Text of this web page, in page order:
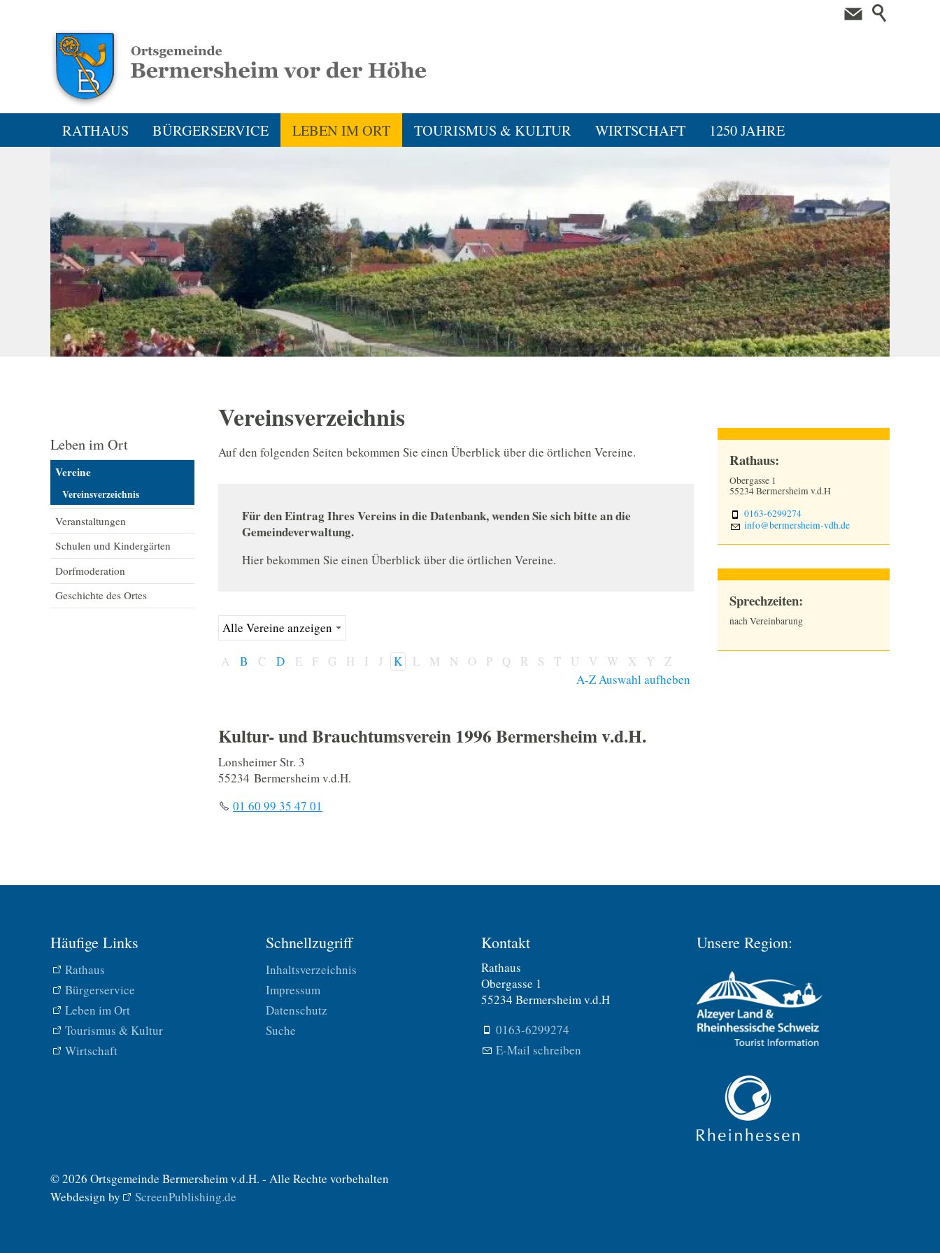
RATHAUS BÜRGERSERVICE LEBEN IM ORT TOURISMUS & KULTUR WIRTSCHAFT 1250 JAHRE
Leben im Ort
Vereine
Vereinsverzeichnis
Veranstaltungen
Schulen und Kindergärten
Dorfmoderation
Geschichte des Ortes
Vereinsverzeichnis
Auf den folgenden Seiten bekommen Sie einen Überblick über die örtlichen Vereine.
Für den Eintrag Ihres Vereins in die Datenbank, wenden Sie sich bitte an die
Gemeindeverwaltung.
Hier bekommen Sie einen Überblick über die örtlichen Vereine.
A B C D E F G H I J K L M N O P Q R S T U V W X Y
Z
A-Z Auswahl aufheben
Kultur- und Brauchtumsverein 1996 Bermersheim v.d.H.
Lonsheimer Str. 3
55234 Bermersheim v.d.H.
01 60 99 35 47 01
Rathaus:
Obergasse 1
55234 Bermersheim v.d.H
0163-6299274
nf
b rm rsh m-vdhd
Sprechzeiten:
nach Vereinbarung
Häufige Links
Rathaus
Bürgerservice
Leben im Ort
Tourismus & Kultur
Wirtschaft
Schnellzugriff
Inhaltsverzeichnis
Impressum
Datenschutz
Suche
Kontakt
Rathaus
Obergasse 1
55234 Bermersheim v.d.H
0163-6299274
E-Mail schreiben
Unsere Region:
© 2026 Ortsgemeinde Bermersheim v.d.H. - Alle Rechte vorbehalten
Webdesign by
ScreenPublishing.de